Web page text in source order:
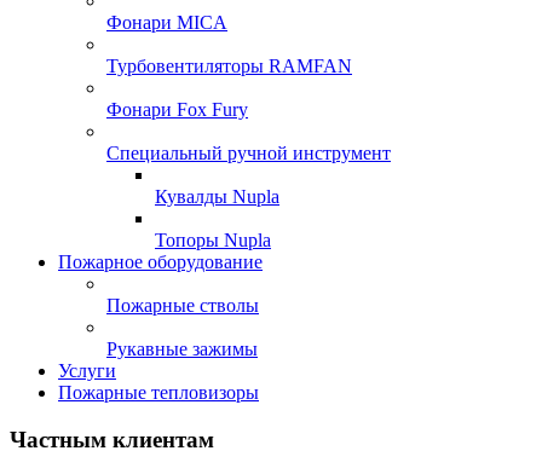
Фонари MICA
Турбовентиляторы RAMFAN
Фонари Fox Fury
Специальный ручной инструмент
Кувалды Nupla
Топоры Nupla
Пожарное оборудование
Пожарные стволы
Рукавные зажимы
Услуги
Пожарные тепловизоры
Частным клиентам